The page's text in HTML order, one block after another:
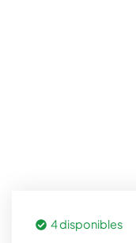
4 disponibles